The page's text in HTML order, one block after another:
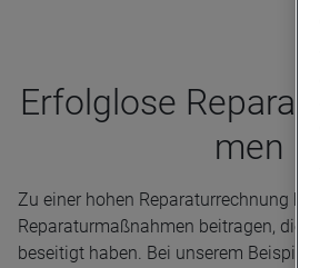
Erfolg­lose
men
Zu einer hohen Reparaturrechnung
Reparaturmaßnahmen beitragen, die
beseitigt haben. Bei unserem Beispiel